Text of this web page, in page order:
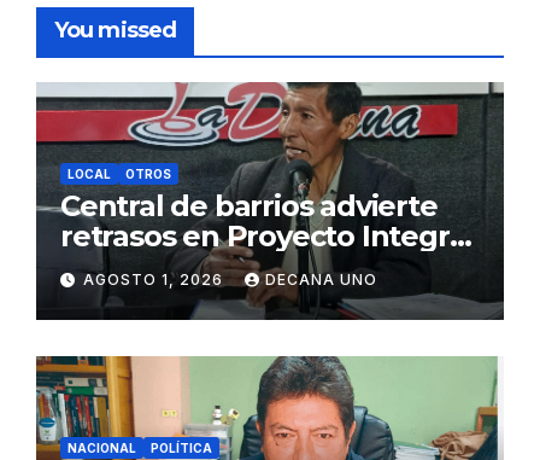
You missed
LOCAL OTROS
Central de barrios advierte
retrasos en Proyecto Integral
de Agua y Alcantarillado para
Juliaca
AGOSTO 1, 2026 DECANA UNO
NACIONAL POLÍTICA